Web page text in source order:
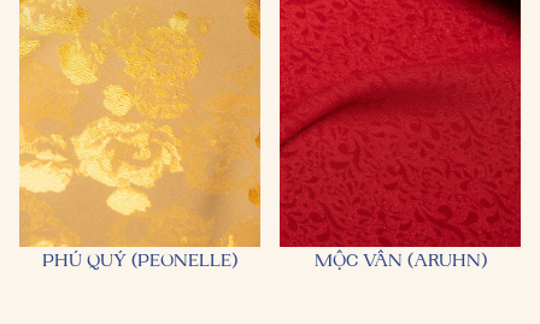
PHÚ QUÝ (PEONELLE) MỘC VÂN (ARUHN)